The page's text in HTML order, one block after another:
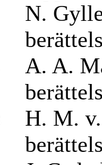
N.
A. A.
H. M.